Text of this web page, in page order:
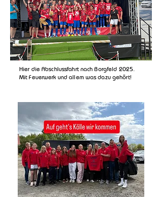
Hier die Abschlussfahrt nach Borgfeld 2025.
Mit Feuerwerk und allem was dazu gehört!